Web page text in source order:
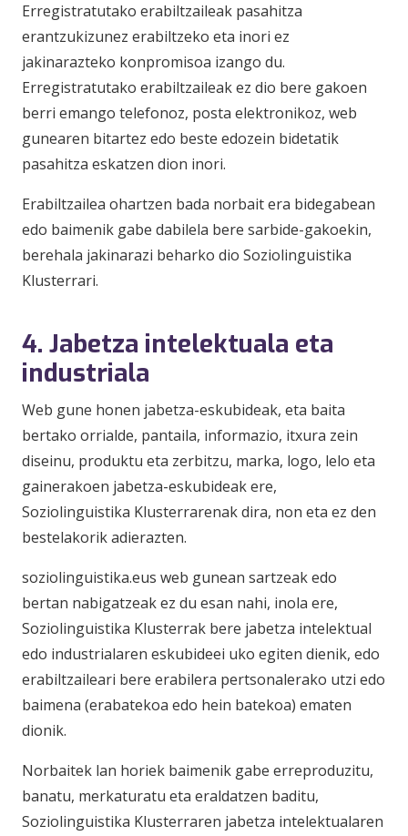
Erregistratutako erabiltzaileak pasahitza
erantzukizunez erabiltzeko eta inori ez
jakinarazteko konpromisoa izango du.
Erregistratutako erabiltzaileak ez dio bere gakoen
berri emango telefonoz, posta elektronikoz, web
gunearen bitartez edo beste edozein bidetatik
pasahitza eskatzen dion inori.
Erabiltzailea ohartzen bada norbait era bidegabean
edo baimenik gabe dabilela bere sarbide-gakoekin,
berehala jakinarazi beharko dio Soziolinguistika
Klusterrari.
4. Jabetza intelektuala eta
industriala
Web gune honen jabetza-eskubideak, eta baita
bertako orrialde, pantaila, informazio, itxura zein
diseinu, produktu eta zerbitzu, marka, logo, lelo eta
gainerakoen jabetza-eskubideak ere,
Soziolinguistika Klusterrarenak dira, non eta ez den
bestelakorik adierazten.
soziolinguistika.eus web gunean sartzeak edo
bertan nabigatzeak ez du esan nahi, inola ere,
Soziolinguistika Klusterrak bere jabetza intelektual
edo industrialaren eskubideei uko egiten dienik, edo
erabiltzaileari bere erabilera pertsonalerako utzi edo
baimena (erabatekoa edo hein batekoa) ematen
dionik.
Norbaitek lan horiek baimenik gabe erreproduzitu,
banatu, merkaturatu eta eraldatzen baditu,
Soziolinguistika Klusterraren jabetza intelektualaren